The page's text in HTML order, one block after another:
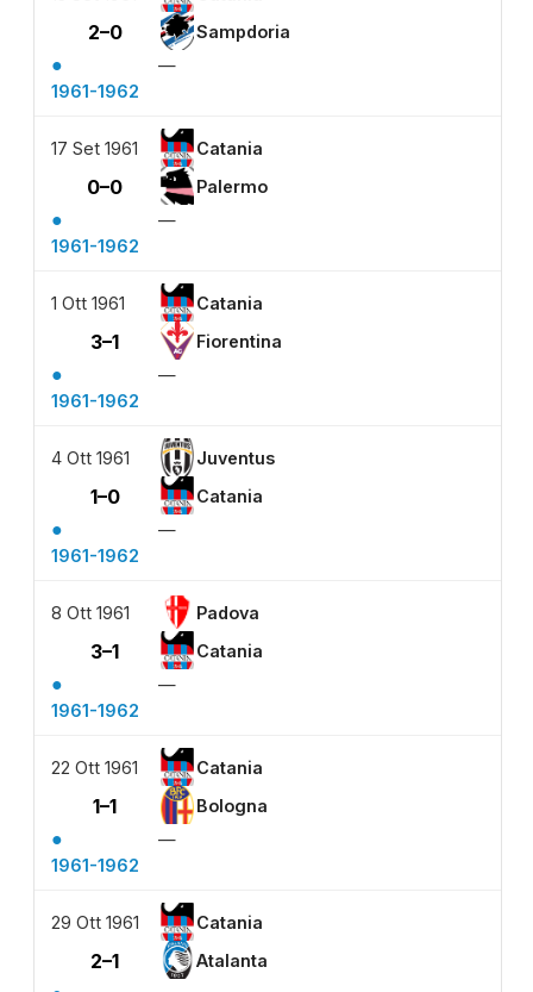
2–0 Sampdoria
●
—
1961-1962
17 Set 1961 Catania
0–0 Palermo
●
—
1961-1962
1 Ott 1961 Catania
3–1 Fiorentina
●
—
1961-1962
4 Ott 1961 Juventus
1–0 Catania
●
—
1961-1962
8 Ott 1961 Padova
3–1 Catania
●
—
1961-1962
22 Ott 1961 Catania
1–1 Bologna
●
—
1961-1962
29 Ott 1961 Catania
2–1 Atalanta